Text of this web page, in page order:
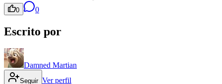
0 0
Escrito por
Damned Martian
Seguir Ver perfil